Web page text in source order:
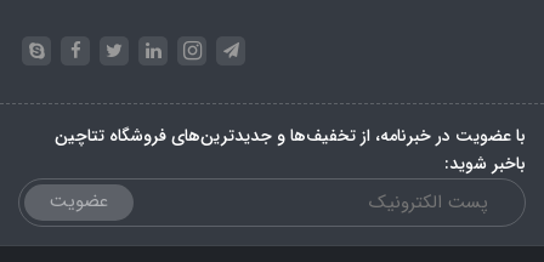
با عضویت در خبرنامه، از تخفیف‌ها و جدیدترین‌های فروشگاه تتاچین
باخبر شوید:
عضویت